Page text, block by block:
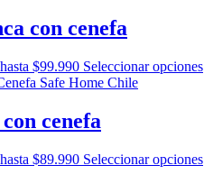
con cenefa
$99.990 Seleccionar opciones
cenefa
$89.990 Seleccionar opciones